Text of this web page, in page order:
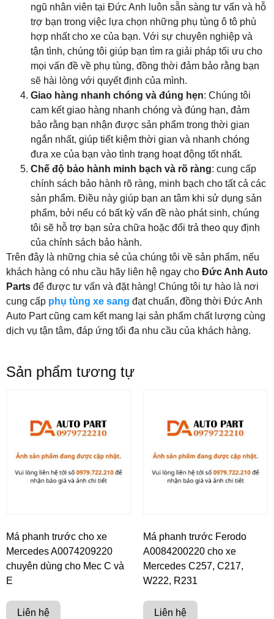
ngũ nhân viên tại Đức Anh luôn sẵn sàng tư vấn và hỗ
trợ bạn trong việc lựa chọn những phụ tùng ô tô phù
hợp nhất cho xe của bạn. Với sự chuyên nghiệp và
tận tình, chúng tôi giúp bạn tìm ra giải pháp tối ưu cho
mọi vấn đề về phụ tùng, đồng thời đảm bảo rằng bạn
sẽ hài lòng với quyết định của mình.
Giao hàng nhanh chóng và đúng hẹn: Chúng tôi
cam kết giao hàng nhanh chóng và đúng hạn, đảm
bảo rằng bạn nhận được sản phẩm trong thời gian
ngắn nhất, giúp tiết kiệm thời gian và nhanh chóng
đưa xe của bạn vào tình trạng hoạt động tốt nhất.
Chế độ bảo hành minh bạch và rõ ràng: cung cấp
chính sách bảo hành rõ ràng, minh bạch cho tất cả các
sản phẩm. Điều này giúp bạn an tâm khi sử dụng sản
phẩm, bởi nếu có bất kỳ vấn đề nào phát sinh, chúng
tôi sẽ hỗ trợ bạn sửa chữa hoặc đổi trả theo quy định
của chính sách bảo hành.
Trên đây là những chia sẻ của chúng tôi về sản phẩm, nếu
khách hàng có nhu cầu hãy liên hệ ngay cho Đức Anh Auto
Parts để được tư vấn và đặt hàng! Chúng tôi tự hào là nơi
cung cấp phụ tùng xe sang đạt chuẩn, đồng thời Đức Anh
Auto Part cũng cam kết mang lại sản phẩm chất lượng cùng
dịch vụ tận tâm, đáp ứng tối đa nhu cầu của khách hàng.
Sản phẩm tương tự
Má phanh trước cho xe
Mercedes A0074209220
chuyên dùng cho Mec C và
E
Liên hệ
Má phanh trước Ferodo
A0084200220 cho xe
Mercedes C257, C217,
W222, R231
Liên hệ